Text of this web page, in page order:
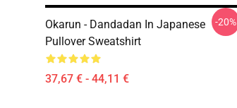
Okarun - Dandadan In Japanese
Pullover Sweatshirt
37,67 € - 44,11 €
-20%